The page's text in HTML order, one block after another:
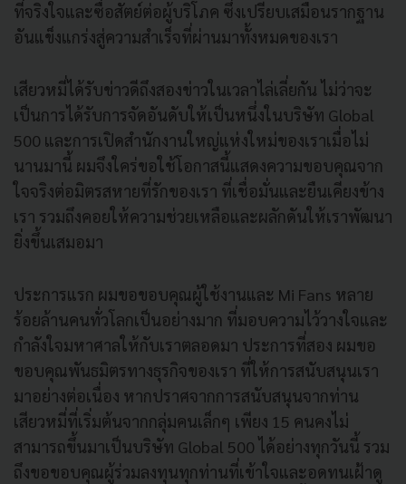
ที่จริงใจและซื่อสัตย์ต่อผู้บริโภค ซึ่งเปรียบเสมือนรากฐาน
อันแข็งแกร่งสู่ความสำเร็จที่ผ่านมาทั้งหมดของเรา
เสียวหมี่ได้รับข่าวดีถึงสองข่าวในเวลาไล่เลี่ยกัน ไม่ว่าจะ
เป็นการได้รับการจัดอันดับให้เป็นหนึ่งในบริษัท Global
500 และการเปิดสำนักงานใหญ่แห่งใหม่ของเราเมื่อไม่
นานมานี้ ผมจึงใคร่ขอใช้โอกาสนี้แสดงความขอบคุณจาก
ใจจริงต่อมิตรสหายที่รักของเรา ที่เชื่อมั่นและยืนเคียงข้าง
เรา รวมถึงคอยให้ความช่วยเหลือและผลักดันให้เราพัฒนา
ยิ่งขึ้นเสมอมา
ประการแรก ผมขอขอบคุณผู้ใช้งานและ Mi Fans หลาย
ร้อยล้านคนทั่วโลกเป็นอย่างมาก ที่มอบความไว้วางใจและ
กำลังใจมหาศาลให้กับเราตลอดมา ประการที่สอง ผมขอ
ขอบคุณพันธมิตรทางธุรกิจของเรา ที่ให้การสนับสนุนเรา
มาอย่างต่อเนื่อง หากปราศจากการสนับสนุนจากท่าน
เสียวหมี่ที่เริ่มต้นจากกลุ่มคนเล็กๆ เพียง 15 คนคงไม่
สามารถขึ้นมาเป็นบริษัท Global 500 ได้อย่างทุกวันนี้ รวม
ถึงขอขอบคุณผู้ร่วมลงทุนทุกท่านที่เข้าใจและอดทนเฝ้าดู